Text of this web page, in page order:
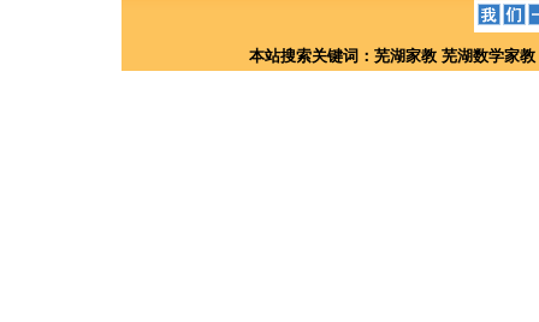
本站搜索关键词： 芜湖家教 芜湖数学家教